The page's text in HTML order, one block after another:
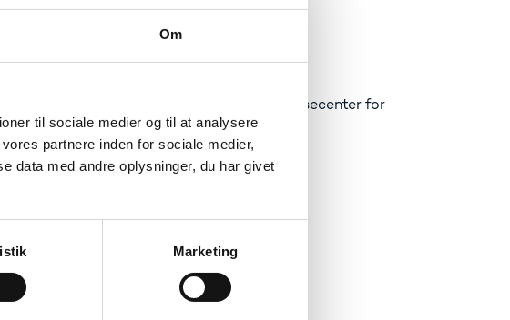
Om
til sociale medier og til at analysere
partnere inden for sociale medier,
data med andre oplysninger, du har givet
Marketing
2020
Det Nationale Forsknings- og Analysecenter for